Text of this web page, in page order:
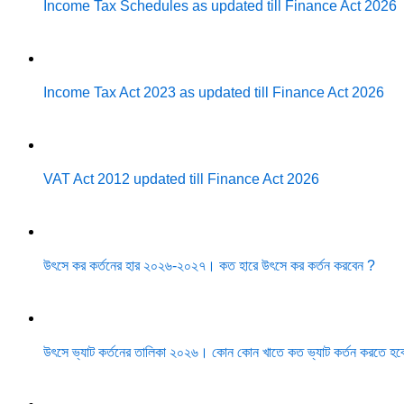
Income Tax Schedules as updated till Finance Act 2026
Income Tax Act 2023 as updated till Finance Act 2026
VAT Act 2012 updated till Finance Act 2026
উৎসে কর কর্তনের হার ২০২৬-২০২৭। কত হারে উৎসে কর কর্তন করবেন ?
উৎসে ভ্যাট কর্তনের তালিকা ২০২৬। কোন কোন খাতে কত ভ্যাট কর্তন করতে